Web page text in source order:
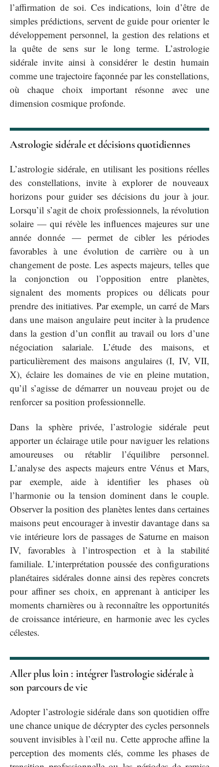
l’affirmation de soi. Ces indications, loin d’être de
simples prédictions, servent de guide pour orienter le
développement personnel, la gestion des relations et
la quête de sens sur le long terme. L’astrologie
sidérale invite ainsi à considérer le destin humain
comme une trajectoire façonnée par les constellations,
où chaque choix important résonne avec une
dimension cosmique profonde.
Astrologie sidérale et décisions quotidiennes
L’astrologie sidérale, en utilisant les positions réelles
des constellations, invite à explorer de nouveaux
horizons pour guider ses décisions du jour à jour.
Lorsqu’il s’agit de choix professionnels, la révolution
solaire — qui révèle les influences majeures sur une
année donnée — permet de cibler les périodes
favorables à une évolution de carrière ou à un
changement de poste. Les aspects majeurs, telles que
la conjonction ou l’opposition entre planètes,
signalent des moments propices ou délicats pour
prendre des initiatives. Par exemple, un carré de Mars
dans une maison angulaire peut inciter à la prudence
dans la gestion d’un conflit au travail ou lors d’une
négociation salariale. L’étude des maisons, et
particulièrement des maisons angulaires (I, IV, VII,
X), éclaire les domaines de vie en pleine mutation,
qu’il s’agisse de démarrer un nouveau projet ou de
renforcer sa position professionnelle.
Dans la sphère privée, l’astrologie sidérale peut
apporter un éclairage utile pour naviguer les relations
amoureuses ou rétablir l’équilibre personnel.
L’analyse des aspects majeurs entre Vénus et Mars,
par exemple, aide à identifier les phases où
l’harmonie ou la tension dominent dans le couple.
Observer la position des planètes lentes dans certaines
maisons peut encourager à investir davantage dans sa
vie intérieure lors de passages de Saturne en maison
IV, favorables à l’introspection et à la stabilité
familiale. L’interprétation poussée des configurations
planétaires sidérales donne ainsi des repères concrets
pour affiner ses choix, en apprenant à anticiper les
moments charnières ou à reconnaître les opportunités
de croissance intérieure, en harmonie avec les cycles
célestes.
Aller plus loin : intégrer l’astrologie sidérale à
son parcours de vie
Adopter l’astrologie sidérale dans son quotidien offre
une chance unique de décrypter des cycles personnels
souvent invisibles à l’œil nu. Cette approche affine la
perception des moments clés, comme les phases de